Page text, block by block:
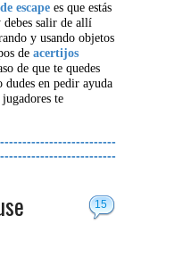
escape es que estás
debes salir de allí
y usando objetos
de acertijos
de que te quedes
dudes en pedir ayuda
te
15